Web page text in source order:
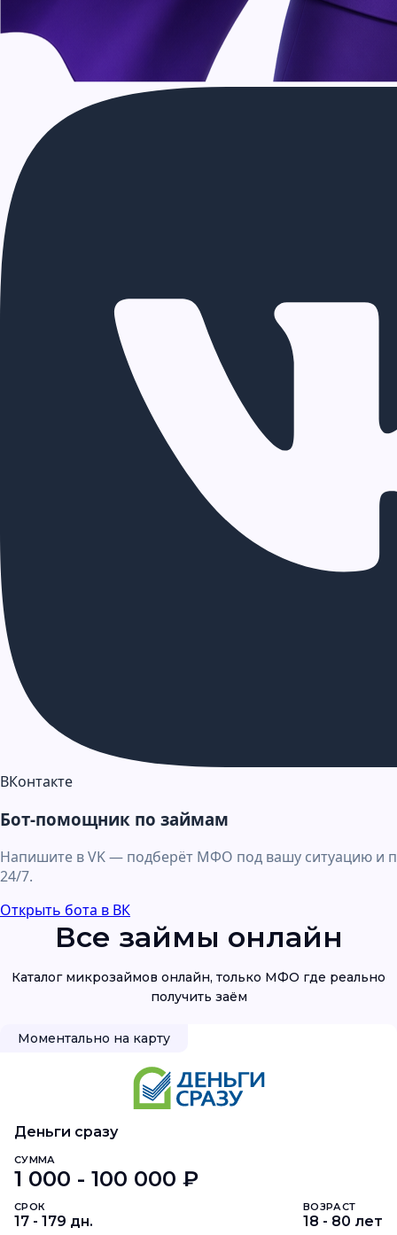
ВКонтакте
Бот-помощник по займам
Напишите в VK — подберёт МФО под вашу ситуацию и
24/7.
Открыть бота в ВК
Все займы онлайн
Каталог микрозаймов онлайн, только МФО где реально
Моментально на карту
Деньги сразу
СУММА
1 000 - 100 000 ₽
СРОК
17 - 179 дн.
ВОЗРАСТ
18 - 80 лет